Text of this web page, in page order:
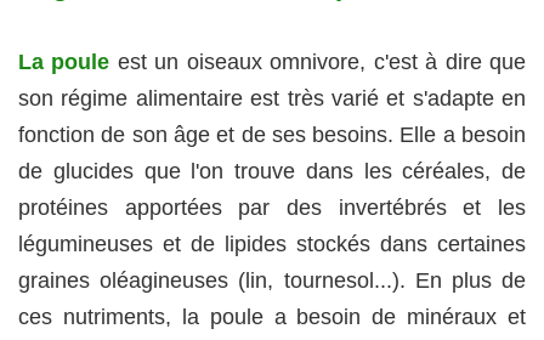
La poule est un oiseaux omnivore, c'est à dire que
son régime alimentaire est très varié et s'adapte en
fonction de son âge et de ses besoins. Elle a besoin
de glucides que l'on trouve dans les céréales, de
protéines apportées par des invertébrés et les
légumineuses et de lipides stockés dans certaines
graines oléagineuses (lin, tournesol...). En plus de
ces nutriments, la poule a besoin de minéraux et